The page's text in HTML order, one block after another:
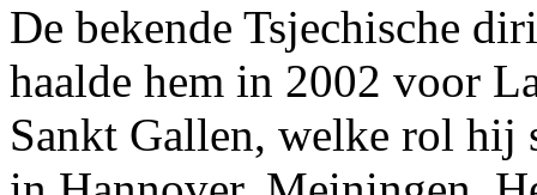
De bekende Tsjechische
haalde hem in 2002 voor
Sankt Gallen, welke rol hij